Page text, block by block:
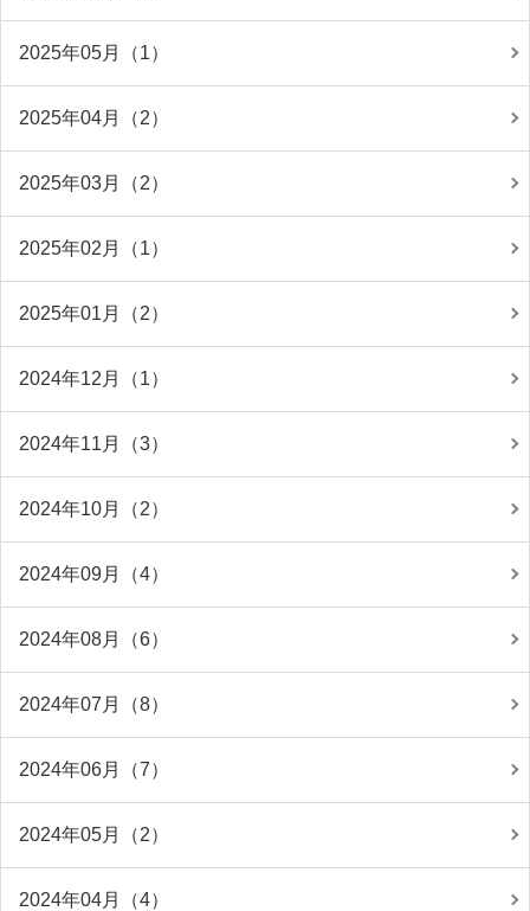
2025年05月（1）
2025年04月（2）
2025年03月（2）
2025年02月（1）
2025年01月（2）
2024年12月（1）
2024年11月（3）
2024年10月（2）
2024年09月（4）
2024年08月（6）
2024年07月（8）
2024年06月（7）
2024年05月（2）
2024年04月（4）